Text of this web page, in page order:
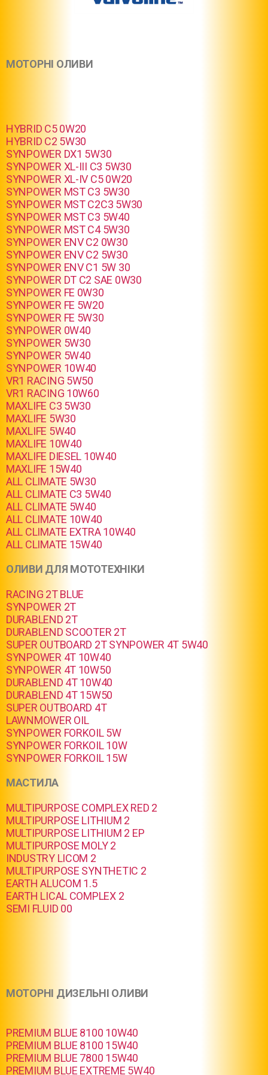
МОТОРНІ ОЛИВИ
HYBRID C5 0W20
HYBRID C2 5W30
SYNPOWER DX1 5W30
SYNPOWER XL-III C3 5W30
SYNPOWER XL-IV C5 0W20
SYNPOWER MST C3 5W30
SYNPOWER MST C2C3 5W30
SYNPOWER MST C3 5W40
SYNPOWER MST C4 5W30
SYNPOWER ENV C2 0W30
SYNPOWER ENV C2 5W30
SYNPOWER ENV C1 5W 30
SYNPOWER DT C2 SAE 0W30
SYNPOWER FE 0W30
SYNPOWER FE 5W20
SYNPOWER FE 5W30
SYNPOWER 0W40
SYNPOWER 5W30
SYNPOWER 5W40
SYNPOWER 10W40
VR1 RACING 5W50
VR1 RACING 10W60
MAXLIFE C3 5W30
MAXLIFE 5W30
MAXLIFE 5W40
MAXLIFE 10W40
MAXLIFE DIESEL 10W40
MAXLIFE 15W40
ALL CLIMATE 5W30
ALL CLIMATE C3 5W40
ALL CLIMATE 5W40
ALL CLIMATE 10W40
ALL CLIMATE EXTRA 10W40
ALL CLIMATE 15W40
ОЛИВИ ДЛЯ МОТОТЕХНІКИ
RACING 2T BLUE
SYNPOWER 2T
DURABLEND 2T
DURABLEND SCOOTER 2T
SUPER OUTBOARD 2T SYNPOWER 4T 5W40
SYNPOWER 4T 10W40
SYNPOWER 4T 10W50
DURABLEND 4T 10W40
DURABLEND 4T 15W50
SUPER OUTBOARD 4T
LAWNMOWER OIL
SYNPOWER FORKOIL 5W
SYNPOWER FORKOIL 10W
SYNPOWER FORKOIL 15W
МАСТИЛА
MULTIPURPOSE COMPLEX RED 2
MULTIPURPOSE LITHIUM 2
MULTIPURPOSE LITHIUM 2 EP
MULTIPURPOSE MOLY 2
INDUSTRY LICOM 2
MULTIPURPOSE SYNTHETIC 2
EARTH ALUCOM 1.5
EARTH LICAL COMPLEX 2
SEMI FLUID 00
МОТОРНІ ДИЗЕЛЬНІ ОЛИВИ
PREMIUM BLUE 8100 10W40
PREMIUM BLUE 8100 15W40
PREMIUM BLUE 7800 15W40
PREMIUM BLUE EXTREME 5W40